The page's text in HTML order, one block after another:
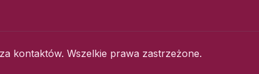
kontaktów. Wszelkie prawa zastrzeżone.